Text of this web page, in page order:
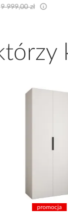
Cena regularna:
9
promocja